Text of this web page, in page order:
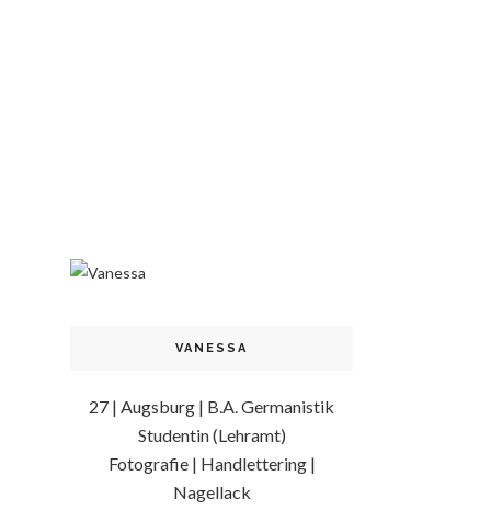
VANESSA
27 | Augsburg | B.A. Germanistik
Studentin (Lehramt)
Fotografie | Handlettering |
Nagellack